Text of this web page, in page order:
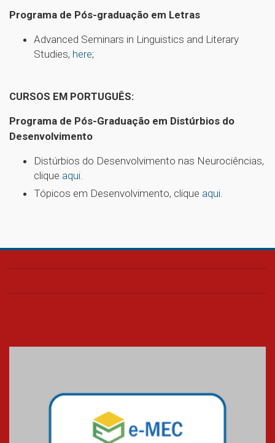
Programa de Pós-graduação em Letras
Advanced Seminars in Linguistics and Literary
Studies, here;
CURSOS EM PORTUGUÊS:
Programa de Pós-Graduação em Distúrbios do
Desenvolvimento
Distúrbios do Desenvolvimento nas Neurociências,
clique aqui.
Tópicos em Desenvolvimento, clique aqui.